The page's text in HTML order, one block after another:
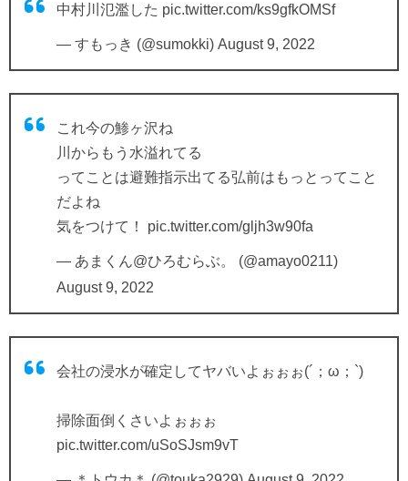
中村川氾濫した pic.twitter.com/ks9gfkOMSf
— すもっき (@sumokki) August 9, 2022
これ今の鯵ヶ沢ね
川からもう水溢れてる
ってことは避難指示出てる弘前はもっとってこと
だよね
気をつけて！ pic.twitter.com/gljh3w90fa
— あまくん@ひろむらぶ。 (@amayo0211)
August 9, 2022
会社の浸水が確定してヤバいよぉぉぉ(´；ω；`)
掃除面倒くさいよぉぉぉ
pic.twitter.com/uSoSJsm9vT